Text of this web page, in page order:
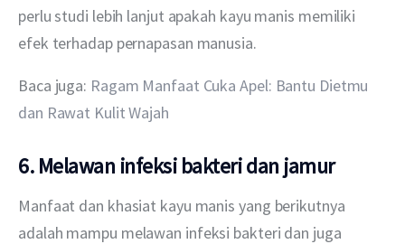
perlu studi lebih lanjut apakah kayu manis memiliki
efek terhadap pernapasan manusia.
Baca juga: Ragam Manfaat Cuka Apel: Bantu Dietmu
dan Rawat Kulit Wajah
6. Melawan infeksi bakteri dan jamur
Manfaat dan khasiat kayu manis yang berikutnya
adalah mampu melawan infeksi bakteri dan juga